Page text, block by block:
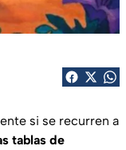
si se recurren a
tablas de